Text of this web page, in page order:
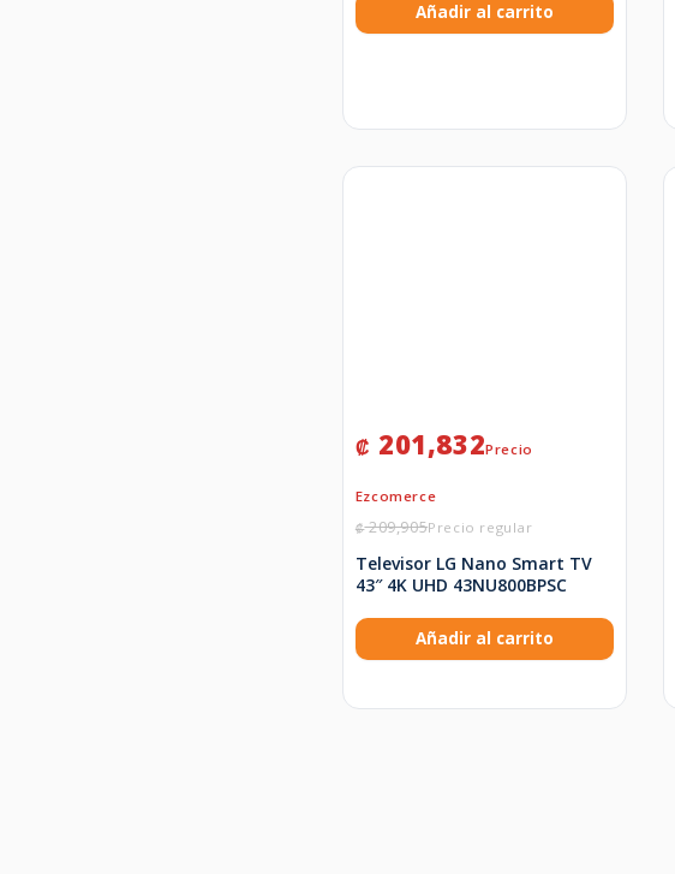
Añadir al carrito
₡209,905
₡ 201,832
Televisor LG Nano Smart TV
43″ 4K UHD 43NU800BPSC
Añadir al carrito